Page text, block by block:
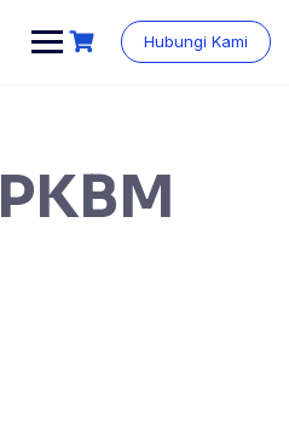
Hubungi Kami